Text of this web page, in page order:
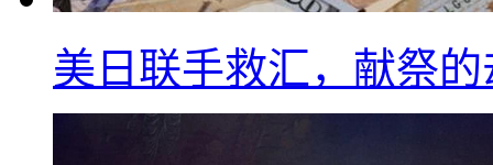
美日联手救汇，献祭